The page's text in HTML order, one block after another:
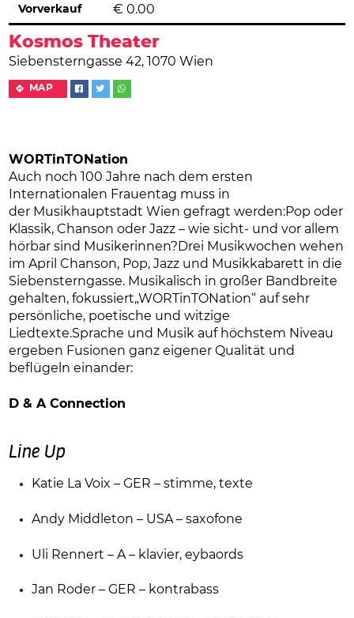
Kosmos Theater
Siebensterngasse 42, 1070 Wien
MAP
Vorverkauf € 0.00
WORTinTONation
Auch noch 100 Jahre nach dem ersten
Internationalen Frauentag muss in
der Musikhauptstadt Wien gefragt werden:Pop oder
Klassik, Chanson oder Jazz – wie sicht- und vor allem
hörbar sind Musikerinnen?Drei Musikwochen wehen
im April Chanson, Pop, Jazz und Musikkabarett in die
Siebensterngasse. Musikalisch in großer Bandbreite
gehalten, fokussiert„WORTinTONation“ auf sehr
persönliche, poetische und witzige
Liedtexte.Sprache und Musik auf höchstem Niveau
ergeben Fusionen ganz eigener Qualität und
beflügeln einander:
D & A Connection
Line Up
Katie La Voix – GER – stimme, texte
Andy Middleton – USA – saxofone
Uli Rennert – A – klavier, eybaords
Jan Roder – GER – kontrabass